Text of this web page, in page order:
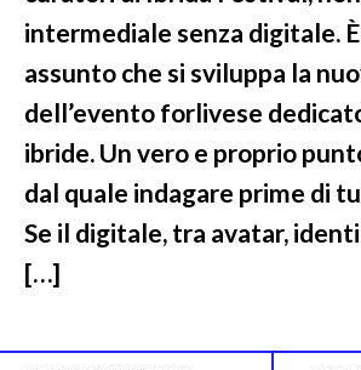
intermediale senza digitale.
assunto che si sviluppa la
dell’evento forlivese
ibride. Un vero e proprio
dal quale indagare prime di
Se il digitale, tra avatar,
[…]